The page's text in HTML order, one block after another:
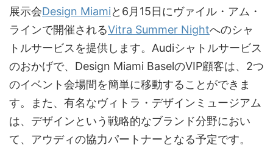
展示会Design Miamiと6月15日にヴァイル・アム・
ラインで開催されるVitra Summer Nightへのシャ
トルサービスを提供します。Audiシャトルサービス
のおかげで、Design Miami BaselのVIP顧客は、2つ
のイベント会場間を簡単に移動することができま
す。また、有名なヴィトラ・デザインミュージアム
は、デザインという戦略的なブランド分野におい
て、アウディの協力パートナーとなる予定です。